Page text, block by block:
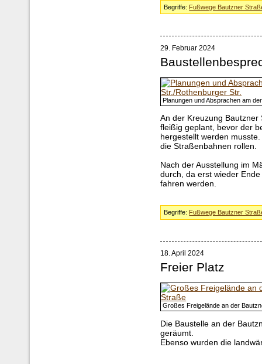
Begriffe: Fußwege Bautzner
29. Februar 2024
Planungen und Absprachen am
An der Kreuzung
fleißig geplant, bevor der
hergestellt werden
die Straßenbahnen rollen.
Nach der Ausstellung im
durch, da erst wieder
fahren werden.
Begriffe: Fußwege Bautzner
18. April 2024
Freier Platz
Großes Freigelände an der
Die Baustelle an der
geräumt.
Ebenso wurden die